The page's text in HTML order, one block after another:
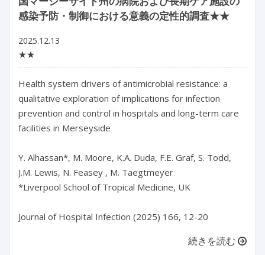
感染予防・制御における意義の定性的調査★★
2025.12.13
★★
Health system drivers of antimicrobial resistance: a
qualitative exploration of implications for infection
prevention and control in hospitals and long-term care
facilities in Merseyside
Y. Alhassan*, M. Moore, K.A. Duda, F.E. Graf, S. Todd,
J.M. Lewis, N. Feasey , M. Taegtmeyer
*Liverpool School of Tropical Medicine, UK
Journal of Hospital Infection (2025) 166, 12-20
続きを読む